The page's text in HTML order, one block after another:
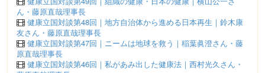
ん・藤原直哉理事長
健康立国対談第48回｜地方自治体から進める日本再生｜鈴木康
友さん・藤原直哉理事長
健康立国対談第47回｜ニームは地球を救う｜稲葉眞澄さん・藤
原直哉理事長
健康立国対談第46回｜私があみ出した健康法｜西村光久さん・